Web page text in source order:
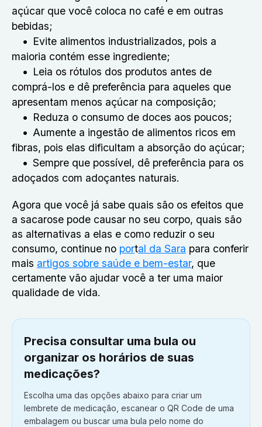
açúcar que você coloca no café e em outras
bebidas;
Evite alimentos industrializados, pois a
maioria contém esse ingrediente;
Leia os rótulos dos produtos antes de
comprá-los e dê preferência para aqueles que
apresentam menos açúcar na composição;
Reduza o consumo de doces aos poucos;
Aumente a ingestão de alimentos ricos em
fibras, pois elas dificultam a absorção do açúcar;
Sempre que possível, dê preferência para os
adoçados com adoçantes naturais.
Agora que você já sabe quais são os efeitos que
a sacarose pode causar no seu corpo, quais são
as alternativas a elas e como reduzir o seu
consumo, continue no portal da Sara para conferir
mais artigos sobre saúde e bem-estar, que
certamente vão ajudar você a ter uma maior
qualidade de vida.
Precisa consultar uma bula ou
organizar os horários de suas
medicações?
Escolha uma das opções abaixo para criar um
lembrete de medicação, escanear o QR Code de uma
embalagem ou buscar uma bula pelo nome do